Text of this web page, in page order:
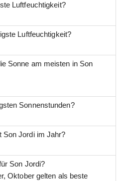
Luftfeuchtigkeit?
Luftfeuchtigkeit?
Sonne am meisten in Son
Sonnenstunden?
Son Jordi im Jahr?
Son Jordi?
Oktober gelten als beste